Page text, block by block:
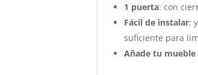
1 puerta: con
Fácil de instalar:
suficiente para
Añade tu